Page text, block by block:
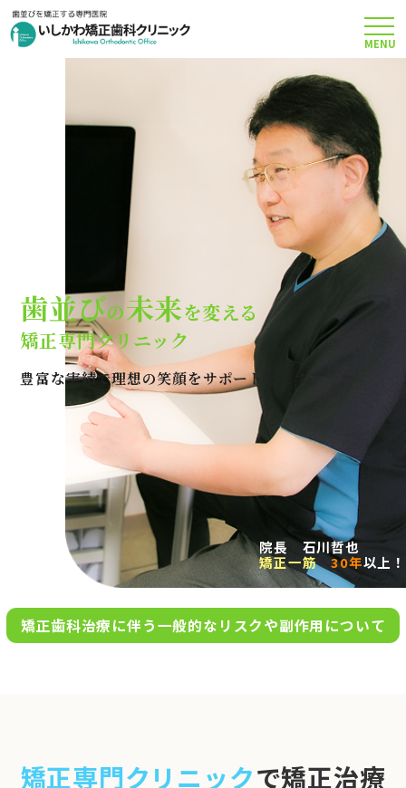
矯正治療について
当院のこだわり
費用について
クリニック案内
Q＆A
アクセス
お問い合わせ
完全
0120-695-578
※日曜は不定期で診療してい
ます
MENU
歯並びの未来を変える
矯正専門クリニック
豊富な実績で理想の笑顔をサポートします
院長 石川哲也
矯正一筋
30年以上！
矯正歯科治療に伴う一般的なリスクや副作用について
矯正専門クリニックで矯正治療